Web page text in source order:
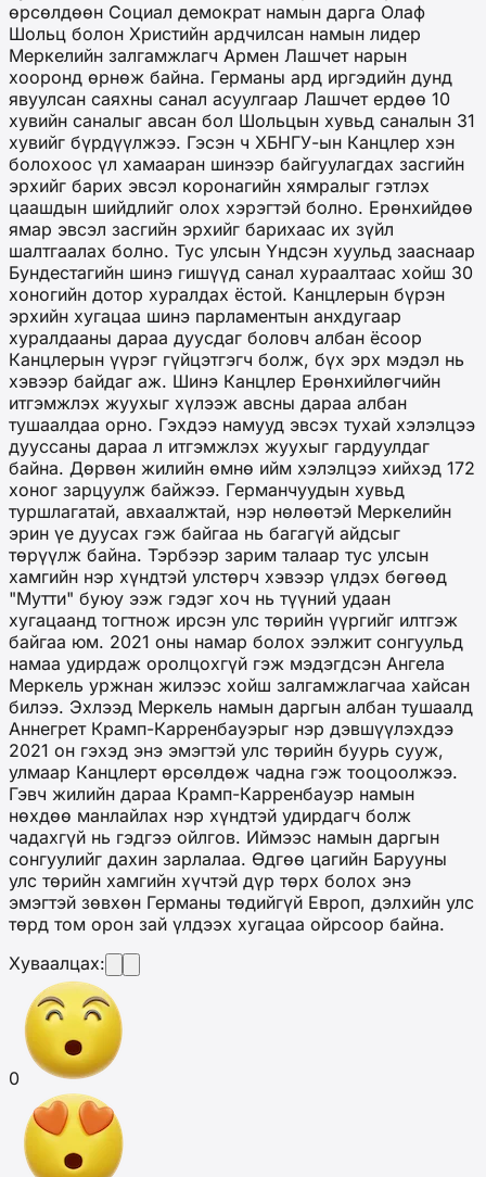
өрсөлдөөн Социал демократ намын дарга Олаф
Шольц болон Христийн ардчилсан намын лидер
Меркелийн залгамжлагч Армен Лашчет нарын
хооронд өрнөж байна. Германы ард иргэдийн дунд
явуулсан саяхны санал асуулгаар Лашчет ердөө 10
хувийн саналыг авсан бол Шольцын хувьд саналын 31
хувийг бүрдүүлжээ. Гэсэн ч ХБНГУ-ын Канцлер хэн
болохоос үл хамааран шинээр байгуулагдах засгийн
эрхийг барих эвсэл коронагийн хямралыг гэтлэх
цаашдын шийдлийг олох хэрэгтэй болно. Ерөнхийдөө
ямар эвсэл засгийн эрхийг барихаас их зүйл
шалтгаалах болно. Тус улсын Үндсэн хуульд зааснаар
Бундестагийн шинэ гишүүд санал хураалтаас хойш 30
хоногийн дотор хуралдах ёстой. Канцлерын бүрэн
эрхийн хугацаа шинэ парламентын анхдугаар
хуралдааны дараа дуусдаг боловч албан ёсоор
Канцлерын үүрэг гүйцэтгэгч болж, бүх эрх мэдэл нь
хэвээр байдаг аж. Шинэ Канцлер Ерөнхийлөгчийн
итгэмжлэх жуухыг хүлээж авсны дараа албан
тушаалдаа орно. Гэхдээ намууд эвсэх тухай хэлэлцээ
дууссаны дараа л итгэмжлэх жуухыг гардуулдаг
байна. Дөрвөн жилийн өмнө ийм хэлэлцээ хийхэд 172
хоног зарцуулж байжээ. Германчуудын хувьд
туршлагатай, авхаалжтай, нэр нөлөөтэй Меркелийн
эрин үе дуусах гэж байгаа нь багагүй айдсыг
төрүүлж байна. Тэрбээр зарим талаар тус улсын
хамгийн нэр хүндтэй улстөрч хэвээр үлдэх бөгөөд
"Мутти" буюу ээж гэдэг хоч нь түүний удаан
хугацаанд тогтнож ирсэн улс төрийн үүргийг илтгэж
байгаа юм. 2021 оны намар болох ээлжит сонгуульд
намаа удирдаж оролцохгүй гэж мэдэгдсэн Ангела
Меркель уржнан жилээс хойш залгамжлагчаа хайсан
билээ. Эхлээд Меркель намын даргын албан тушаалд
Аннегрет Крамп-Карренбауэрыг нэр дэвшүүлэхдээ
2021 он гэхэд энэ эмэгтэй улс төрийн буурь сууж,
улмаар Канцлерт өрсөлдөж чадна гэж тооцоолжээ.
Гэвч жилийн дараа Крамп-Карренбауэр намын
нөхдөө манлайлах нэр хүндтэй удирдагч болж
чадахгүй нь гэдгээ ойлгов. Иймээс намын даргын
сонгуулийг дахин зарлалаа. Өдгөө цагийн Барууны
улс төрийн хамгийн хүчтэй дүр төрх болох энэ
эмэгтэй зөвхөн Германы төдийгүй Европ, дэлхийн улс
төрд том орон зай үлдээх хугацаа ойрсоор байна.
Хуваалцах:
0